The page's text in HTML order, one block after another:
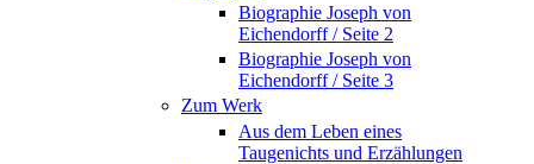
Biographie Joseph von
Eichendorff / Seite 2
Biographie Joseph von
Eichendorff / Seite 3
Zum Werk
Aus dem Leben eines
Taugenichts und Erzählungen